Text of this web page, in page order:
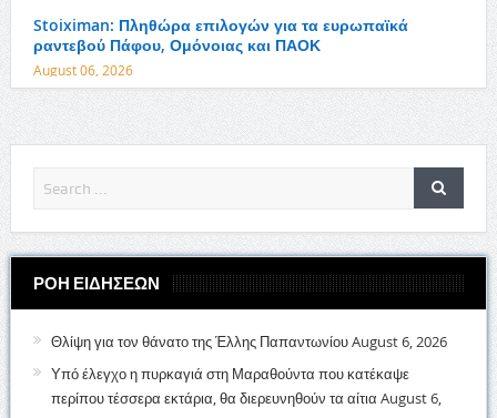
Stoiximan: Πληθώρα επιλογών για τα ευρωπαϊκά
ραντεβού Πάφου, Ομόνοιας και ΠΑΟΚ
August 06, 2026
ΡΟΗ ΕΙΔΗΣΕΩΝ
Θλίψη για τον θάνατο της Έλλης ΠαπαντωνίουAugust 6, 2026
Υπό έλεγχο η πυρκαγιά στη Μαραθούντα που κατέκαψε
περίπου τέσσερα εκτάρια, θα διερευνηθούν τα αίτια August 6,